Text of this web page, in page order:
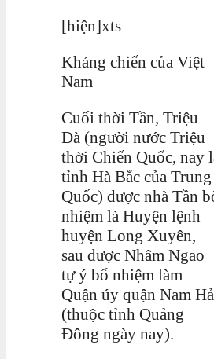
[hiện]xts
Kháng chiến của Việt
Nam
Cuối thời Tần, Triệu
Đà (người nước Triệu
thời Chiến Quốc, nay
tỉnh Hà Bắc của Trung
Quốc) được nhà Tần
nhiệm là Huyện lệnh
huyện Long Xuyên,
sau được Nhâm Ngao
tự ý bổ nhiệm làm
Quận úy quận Nam
(thuộc tỉnh Quảng
Đông ngày nay).